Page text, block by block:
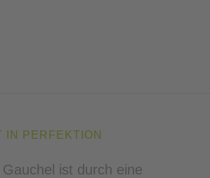
IN PERFEKTION
Gauchel ist durch eine